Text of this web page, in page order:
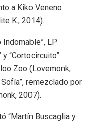
a Kiko Veneno
K., 2014).
LP
“Cortocircuito”
Zoo (Lovemonk,
remezclado por
2007).
“Martín Buscaglia y